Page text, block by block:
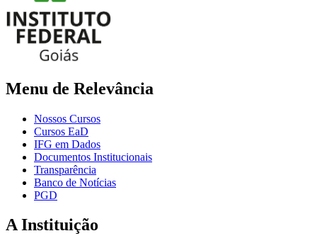
Menu de Relevância
Nossos Cursos
Cursos EaD
IFG em Dados
Documentos Institucionais
Transparência
Banco de Notícias
PGD
A Instituição